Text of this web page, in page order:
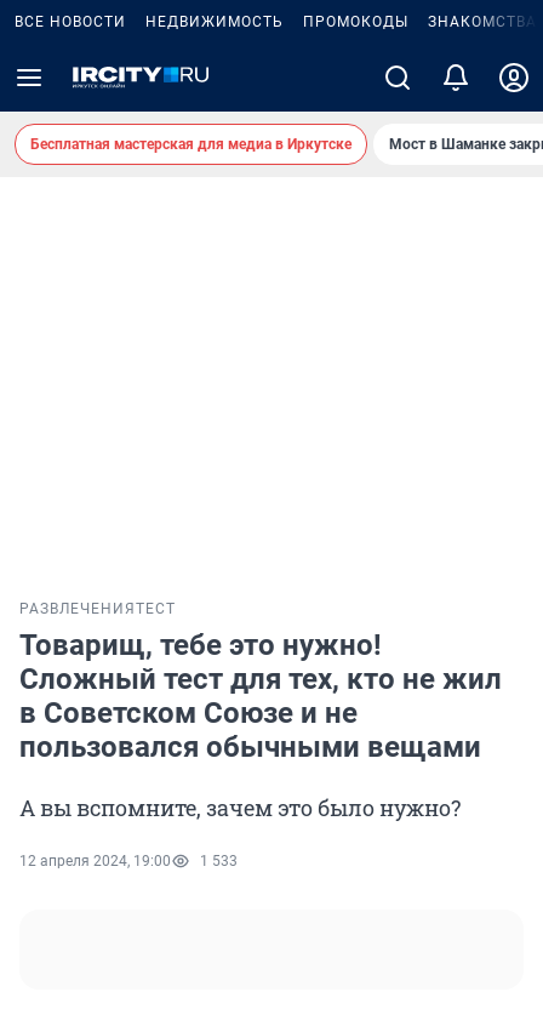
ВСЕ НОВОСТИ НЕДВИЖИМОСТЬ ПРОМОКОДЫ ЗНАКОМСТВА
Бесплатная мастерская для медиа в Иркутске Мост в Шаманке
РАЗВЛЕЧЕНИЯ ТЕСТ
Товарищ, тебе это нужно!
Сложный тест для тех, кто не жил
в Советском Союзе и не
пользовался обычными вещами
А вы вспомните, зачем это было нужно?
12 апреля 2024, 19:00 1 533